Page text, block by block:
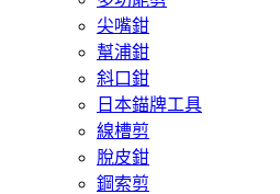
尖嘴鉗
幫浦鉗
斜口鉗
日本錨牌工具
線槽剪
脫皮鉗
鋼索剪